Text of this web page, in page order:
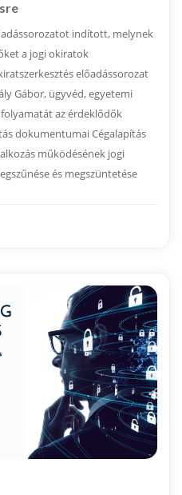
indított, melynek
a jogi okiratok
előadássorozat
Gábor, ügyvéd, egyetemi
az érdeklődők
dokumentumai Cégalapítás
működésének jogi
és megszüntetése